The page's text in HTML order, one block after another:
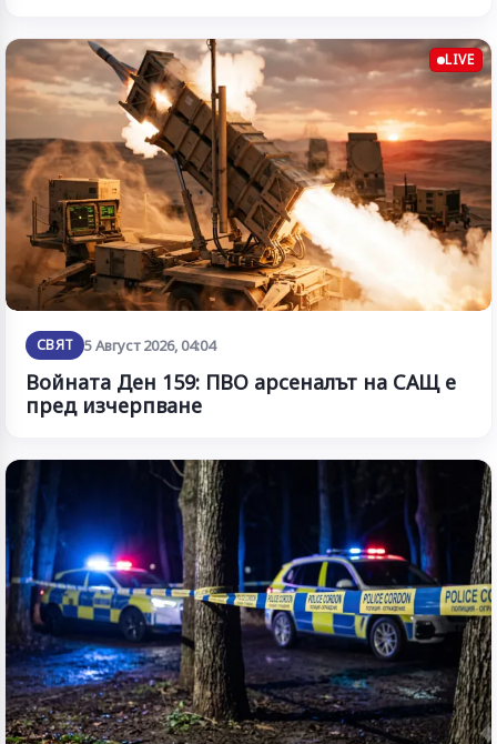
LIVE
СВЯТ 5 Август 2026, 04:04
Войната Ден 159: ПВО арсеналът на САЩ е
пред изчерпване